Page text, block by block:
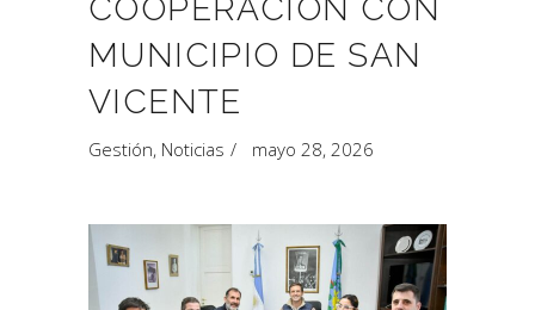
COOPERACIÓN CON
MUNICIPIO DE SAN
VICENTE
Gestión, Noticias mayo 28, 2026